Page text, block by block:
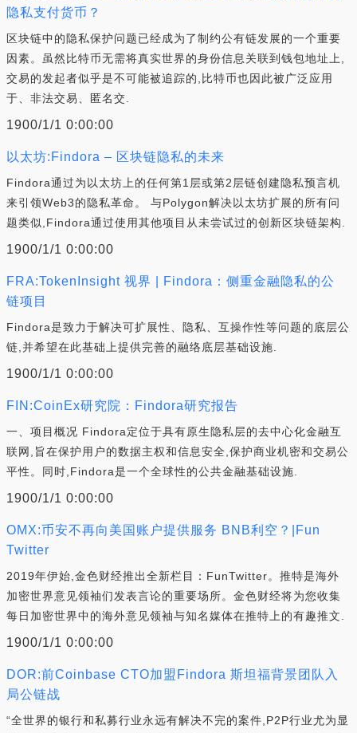
隐私支付货币？
区块链中的隐私保护问题已经成为了制约公有链发展的一个重要
因素。虽然比特币无需将真实世界的身份信息关联到钱包地址上,
交易的发起者似乎是不可能被追踪的,比特币也因此被广泛应用
于、非法交易、匿名交.
1900/1/1 0:00:00
以太坊:Findora – 区块链隐私的未来
Findora通过为以太坊上的任何第1层或第2层链创建隐私预言机
来引领Web3的隐私革命。 与Polygon解决以太坊扩展的所有问
题类似,Findora通过使用其他项目从未尝试过的创新区块链架构.
1900/1/1 0:00:00
FRA:TokenInsight 视界 | Findora：侧重金融隐私的公
链项目
Findora是致力于解决可扩展性、隐私、互操作性等问题的底层公
链,并希望在此基础上提供完善的融络底层基础设施.
1900/1/1 0:00:00
FIN:CoinEx研究院：Findora研究报告
一、项目概况 Findora定位于具有原生隐私层的去中心化金融互
联网,旨在保护用户的数据主权和信息安全,保护商业机密和交易公
平性。同时,Findora是一个全球性的公共金融基础设施.
1900/1/1 0:00:00
OMX:币安不再向美国账户提供服务 BNB利空？|Fun
Twitter
2019年伊始,金色财经推出全新栏目：FunTwitter。推特是海外
加密世界意见领袖们发表言论的重要场所。金色财经将为您收集
每日加密世界中的海外意见领袖与知名媒体在推特上的有趣推文.
1900/1/1 0:00:00
DOR:前Coinbase CTO加盟Findora 斯坦福背景团队入
局公链战
“全世界的银行和私募行业永远有解决不完的案件,P2P行业尤为显